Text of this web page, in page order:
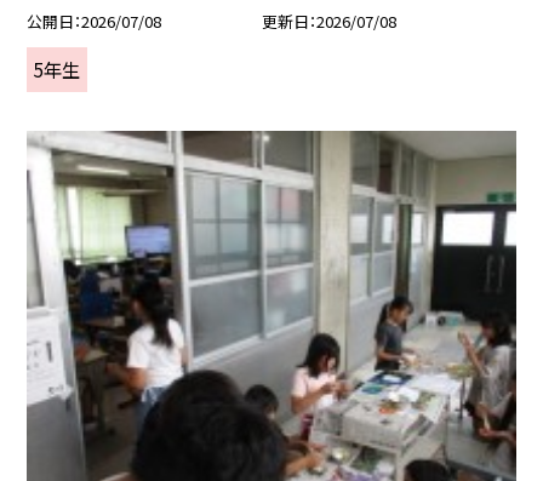
公開日 2026/07/08 更新日 2026/07/08
5年生